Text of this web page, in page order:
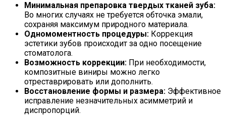
Минимальная препаровка твердых тканей зуба:
Во многих случаях не требуется обточка эмали,
сохраняя максимум природного материала.
Одномоментность процедуры: Коррекция
эстетики зубов происходит за одно посещение
стоматолога.
Возможность коррекции: При необходимости,
композитные виниры можно легко
отреставрировать или дополнить.
Восстановление формы и размера: Эффективное
исправление незначительных асимметрий и
диспропорций.